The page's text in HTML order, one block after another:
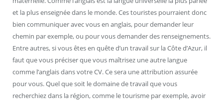
et la plus enseignée dans le monde. Ces touristes pourraient donc
bien communiquer avec vous en anglais, pour demander leur
chemin par exemple, ou pour vous demander des renseignements.
Entre autres, si vous êtes en quête d’un travail sur la Côte d’Azur, il
faut que vous préciser que vous maîtrisez une autre langue
comme l’anglais dans votre CV. Ce sera une attribution assurée
pour vous. Quel que soit le domaine de travail que vous
recherchiez dans la région, comme le tourisme par exemple, avoir